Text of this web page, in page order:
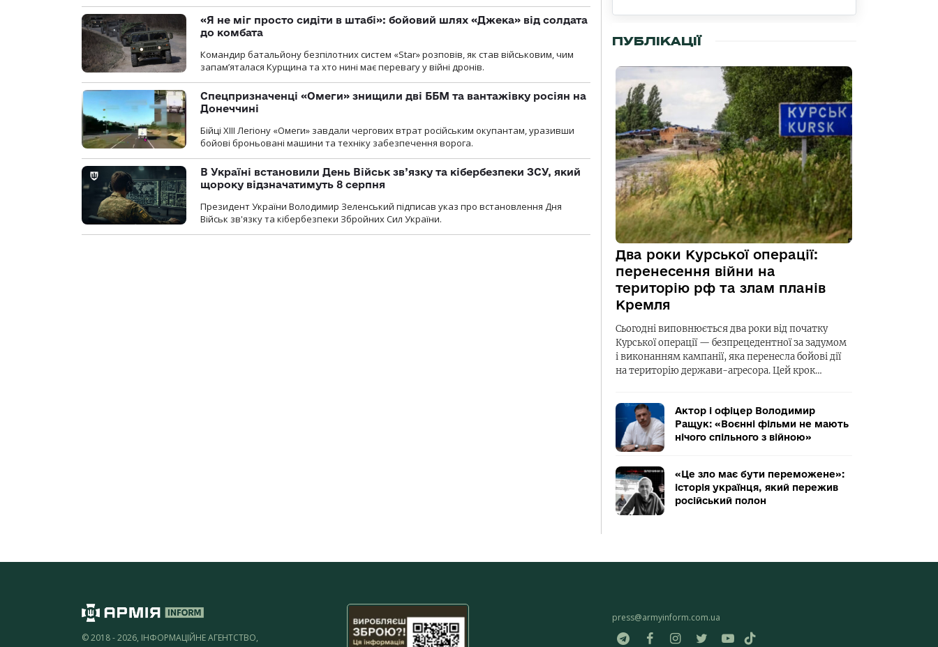
«Я не міг просто сидіти в штабі»: бойовий шлях «Джека» від солдата
до комбата
Командир батальйону безпілотних систем «Star» розповів, як став військовим, чим
запам’яталася Курщина та хто нині має перевагу у війні дронів.
Спецпризначенці «Омеги» знищили дві ББМ та вантажівку росіян на
Донеччині
Бійці ХІІІ Легіону «Омеги» завдали чергових втрат російським окупантам, уразивши
бойові броньовані машини та техніку забезпечення ворога.
В Україні встановили День Військ зв’язку та кібербезпеки ЗСУ, який
щороку відзначатимуть 8 серпня
Президент України Володимир Зеленський підписав указ про встановлення Дня
Військ зв'язку та кібербезпеки Збройних Сил України.
ПУБЛІКАЦІЇ
Два роки Курської операції:
перенесення війни на
територію рф та злам планів
Кремля
Сьогодні виповнюється два роки від початку
Курської операції — безпрецедентної за задумом
і виконанням кампанії, яка перенесла бойові дії
на територію держави-агресора. Цей крок…
Актор і офіцер Володимир
Ращук: «Воєнні фільми не мають
нічого спільного з війною»
«Це зло має бути переможене»:
історія українця, який пережив
російський полон
© 2018 - 2026, ІНФОРМАЦІЙНЕ АГЕНТСТВО,
press@armyinform.com.ua